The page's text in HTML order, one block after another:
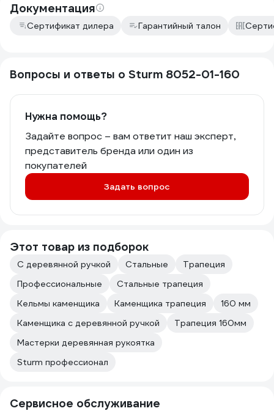
Документация
Сертификат дилера Гарантийный талон
Вопросы и ответы о Sturm 8052-01-160
Нужна помощь?
Задайте вопрос – вам ответит наш эксперт,
представитель бренда или один из
покупателей
Задать вопрос
Этот товар из подборок
С деревянной ручкой Стальные
Трапеция
Профессиональные
Стальные трапеция
Кельмы каменщика
Каменщика трапеция
160 мм
Каменщика с деревянной ручкой
Трапеция 160мм
Мастерки деревянная рукоятка
Sturm профессионал
Сервисное обслуживание